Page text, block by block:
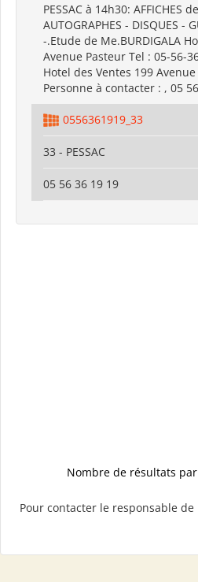
PESSAC à 14h30: AFFICHES
AUTOGRAPHES - DISQUES -
-.Etude de Me.BURDIGALA
Avenue Pasteur Tel : 05-56-
Hotel des Ventes 199 Avenue
Personne à contacter : , 05
0556361919_33
33 - PESSAC
05 56 36 19 19
Nombre de résultats
Pour contacter le responsable